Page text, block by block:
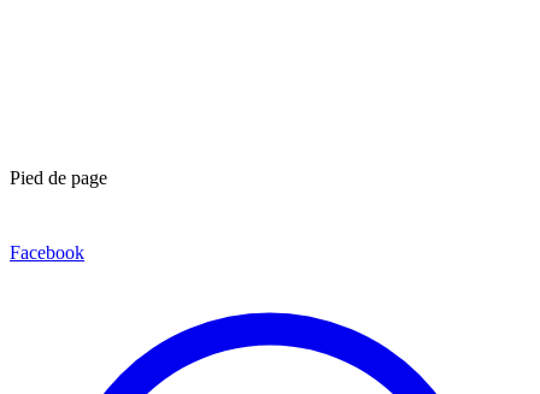
Pied de page
Facebook